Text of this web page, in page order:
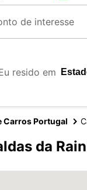
resido em
Carros Portugal
da